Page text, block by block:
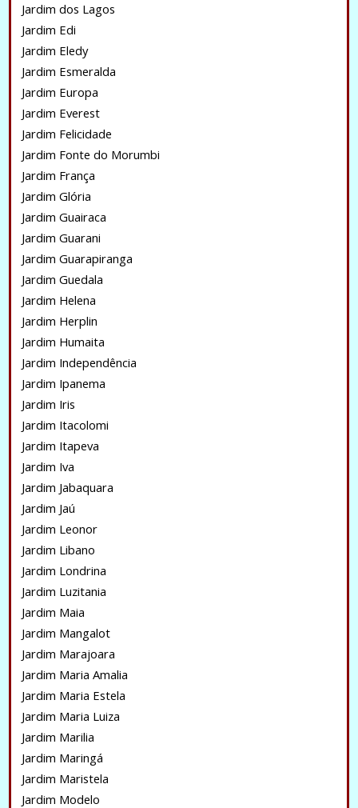
Jardim dos Lagos
Jardim Edi
Jardim Eledy
Jardim Esmeralda
Jardim Europa
Jardim Everest
Jardim Felicidade
Jardim Fonte do Morumbi
Jardim França
Jardim Glória
Jardim Guairaca
Jardim Guarani
Jardim Guarapiranga
Jardim Guedala
Jardim Helena
Jardim Herplin
Jardim Humaita
Jardim Independência
Jardim Ipanema
Jardim Iris
Jardim Itacolomi
Jardim Itapeva
Jardim Iva
Jardim Jabaquara
Jardim Jaú
Jardim Leonor
Jardim Libano
Jardim Londrina
Jardim Luzitania
Jardim Maia
Jardim Mangalot
Jardim Marajoara
Jardim Maria Amalia
Jardim Maria Estela
Jardim Maria Luiza
Jardim Marilia
Jardim Maringá
Jardim Maristela
Jardim Modelo